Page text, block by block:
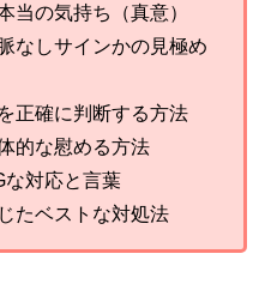
当の気持ち（真意）
なしサインかの見極め
正確に判断する方法
的な慰める方法
な対応と言葉
たベストな対処法